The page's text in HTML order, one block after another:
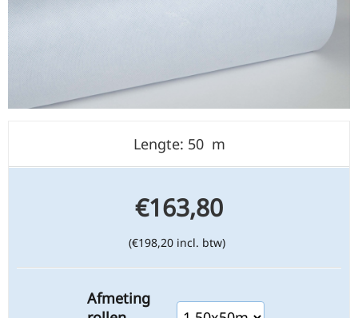
Lengte: 50 m
€163,80
(€198,20 incl. btw)
Afmeting